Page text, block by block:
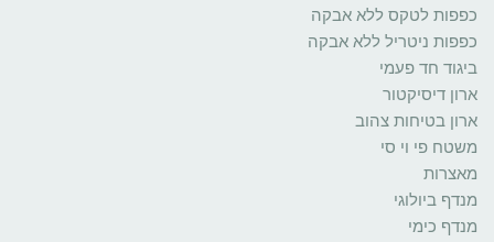
כפפות לטקס ללא אבקה
כפפות ניטריל ללא אבקה
ביגוד חד פעמי
ארון דיסיקטור
ארון בטיחות צהוב
משטח פי וי סי
מאצרות
מנדף ביולוגי
מנדף כימי